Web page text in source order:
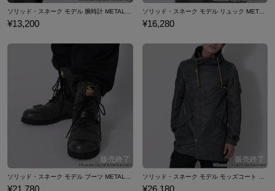
¥13,200
ソリッド・スネーク モデル リュック METAL GEAR SOLID メタルギアソリッド
¥16,280
¥21,780 ¥26,180